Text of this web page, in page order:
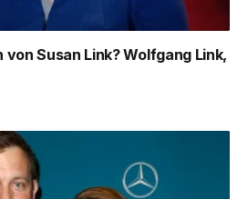
von Susan Link? Wolfgang Link,